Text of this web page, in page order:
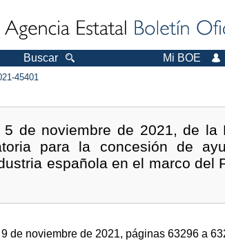
Buscar Mi BOE
45401
de noviembre de 2021, de la
para la concesión de
española en el marco del
de noviembre de 2021, páginas 63296 a